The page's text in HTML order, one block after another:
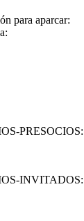
para aparcar:
PRESOCIOS:
INVITADOS: